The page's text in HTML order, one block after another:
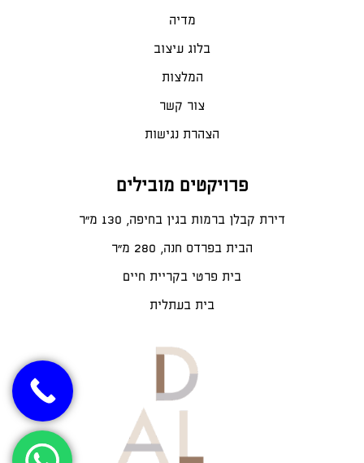
מדיה
בלוג עיצוב
המלצות
צור קשר
הצהרת נגישות
פרויקטים מובילים
דירת קבלן ברמות בגין בחיפה, 130 מ"ר
הבית בפרדס חנה, 280 מ״ר
בית פרטי בקריית חיים
בית בעתלית